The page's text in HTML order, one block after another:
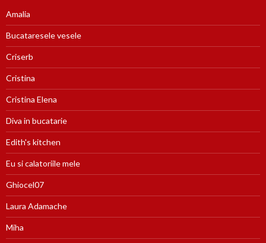
Amalia
Bucataresele vesele
Criserb
Cristina
Cristina Elena
Diva in bucatarie
Edith's kitchen
Eu si calatoriile mele
Ghiocel07
Laura Adamache
Miha